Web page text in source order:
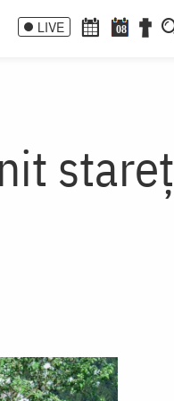
LIVE 08
stareț